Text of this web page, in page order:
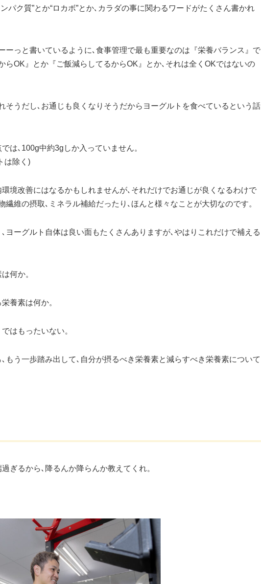
パク質”とか“ロカボ”とか､カラダの事に関わるワードがたくさん書かれ
ーっと書いているように､食事管理で最も重要なのは『栄養バランス』で
らOK』とか『ご飯減らしてるからOK』とか､それは全くOKではないの
そうだし､お通じも良くなりそうだからヨーグルトを食べているという話
は､100g中約3gしか入っていません。
は除く)
境改善にはなるかもしれませんが､それだけでお通じが良くなるわけで
繊維の摂取､ミネラル補給だったり､ほんと様々なことが大切なのです。
ヨーグルト自体は良い面もたくさんありますが､やはりこれだけで補える
何か。
養素は何か。
はもったいない。
もう一歩踏み出して､自分が摂るべき栄養素と減らすべき栄養素について
ぎるから､降るんか降らんか教えてくれ。